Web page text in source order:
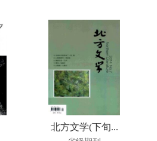
北方文学(下旬...